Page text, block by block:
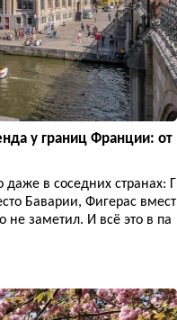
у границ Франции: от
в соседних странах: Г
Баварии, Фигерас вмест
не заметил. И всё это в па